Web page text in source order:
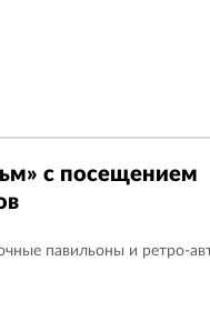
с посещением
павильоны и ретро-